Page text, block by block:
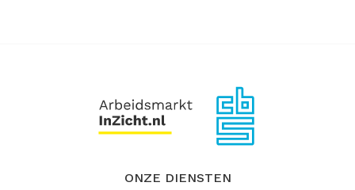
ONZE DIENSTEN